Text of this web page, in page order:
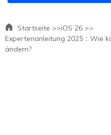
Startseite >>iOS 26 >>
Expertenanleitung 2025：Wie
ändern?